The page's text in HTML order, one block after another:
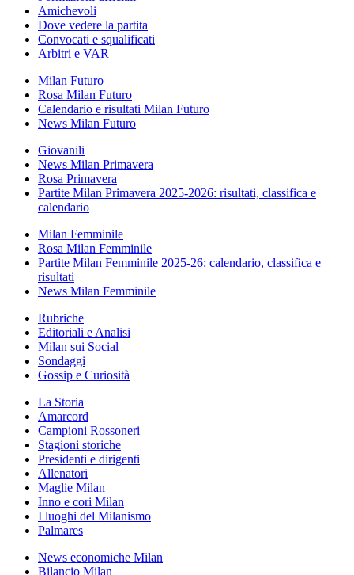
Amichevoli
Dove vedere la partita
Convocati e squalificati
Arbitri e VAR
Milan Futuro
Rosa Milan Futuro
Calendario e risultati Milan Futuro
News Milan Futuro
Giovanili
News Milan Primavera
Rosa Primavera
Partite Milan Primavera 2025-2026: risultati, classifica e
calendario
Milan Femminile
Rosa Milan Femminile
Partite Milan Femminile 2025-26: calendario, classifica e
risultati
News Milan Femminile
Rubriche
Editoriali e Analisi
Milan sui Social
Sondaggi
Gossip e Curiosità
La Storia
Amarcord
Campioni Rossoneri
Stagioni storiche
Presidenti e dirigenti
Allenatori
Maglie Milan
Inno e cori Milan
I luoghi del Milanismo
Palmares
News economiche Milan
Bilancio Milan